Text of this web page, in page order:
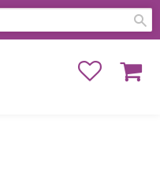
Favoriter